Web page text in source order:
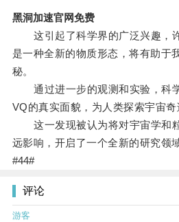
黑洞加速官网免费
这引起了科学界的广泛兴趣，
是一种全新的物质形态，将有助于
秘。
通过进一步的观测和实验，科
VQ的真实面貌，为人类探索宇宙奇
这一发现被认为将对宇宙学和
远影响，开启了一个全新的研究领域
#44#
评论
游客